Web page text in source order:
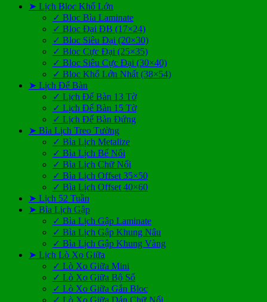
➤ Lịch Bloc Khổ Lớn
✓ Bloc Bìa Laminate
✓ Bloc Đại ĐB (17×24)
✓ Bloc Siêu Đại (20×30)
✓ Bloc Cực Đại (25×35)
✓ Bloc Siêu Cực Đại (30×40)
✓ Bloc Khổ Lớn Nhất (38×54)
➤ Lịch Để Bàn
✓ Lịch Để Bàn 13 Tờ
✓ Lịch Để Bàn 15 Tờ
✓ Lịch Để Bàn Đứng
➤ Bìa Lịch Treo Tường
✓ Bìa Lịch Metalize
✓ Bìa Lịch Bế Nổi
✓ Bìa Lịch Chữ Nổi
✓ Bìa Lịch Offset 35×50
✓ Bìa Lịch Offset 40×60
➤ Lịch 52 Tuần
➤ Bìa Lịch Gập
✓ Bìa Lịch Gập Laminate
✓ Bìa Lịch Gập Khung Nâu
✓ Bìa Lịch Gập Khung Vàng
➤ Lịch Lò Xo Giữa
✓ Lò Xo Giữa Mini
✓ Lò Xo Giữa Bộ Số
✓ Lò Xo Giữa Gắn Bloc
✓ Lò Xo Giữa Dán Chữ Nổi